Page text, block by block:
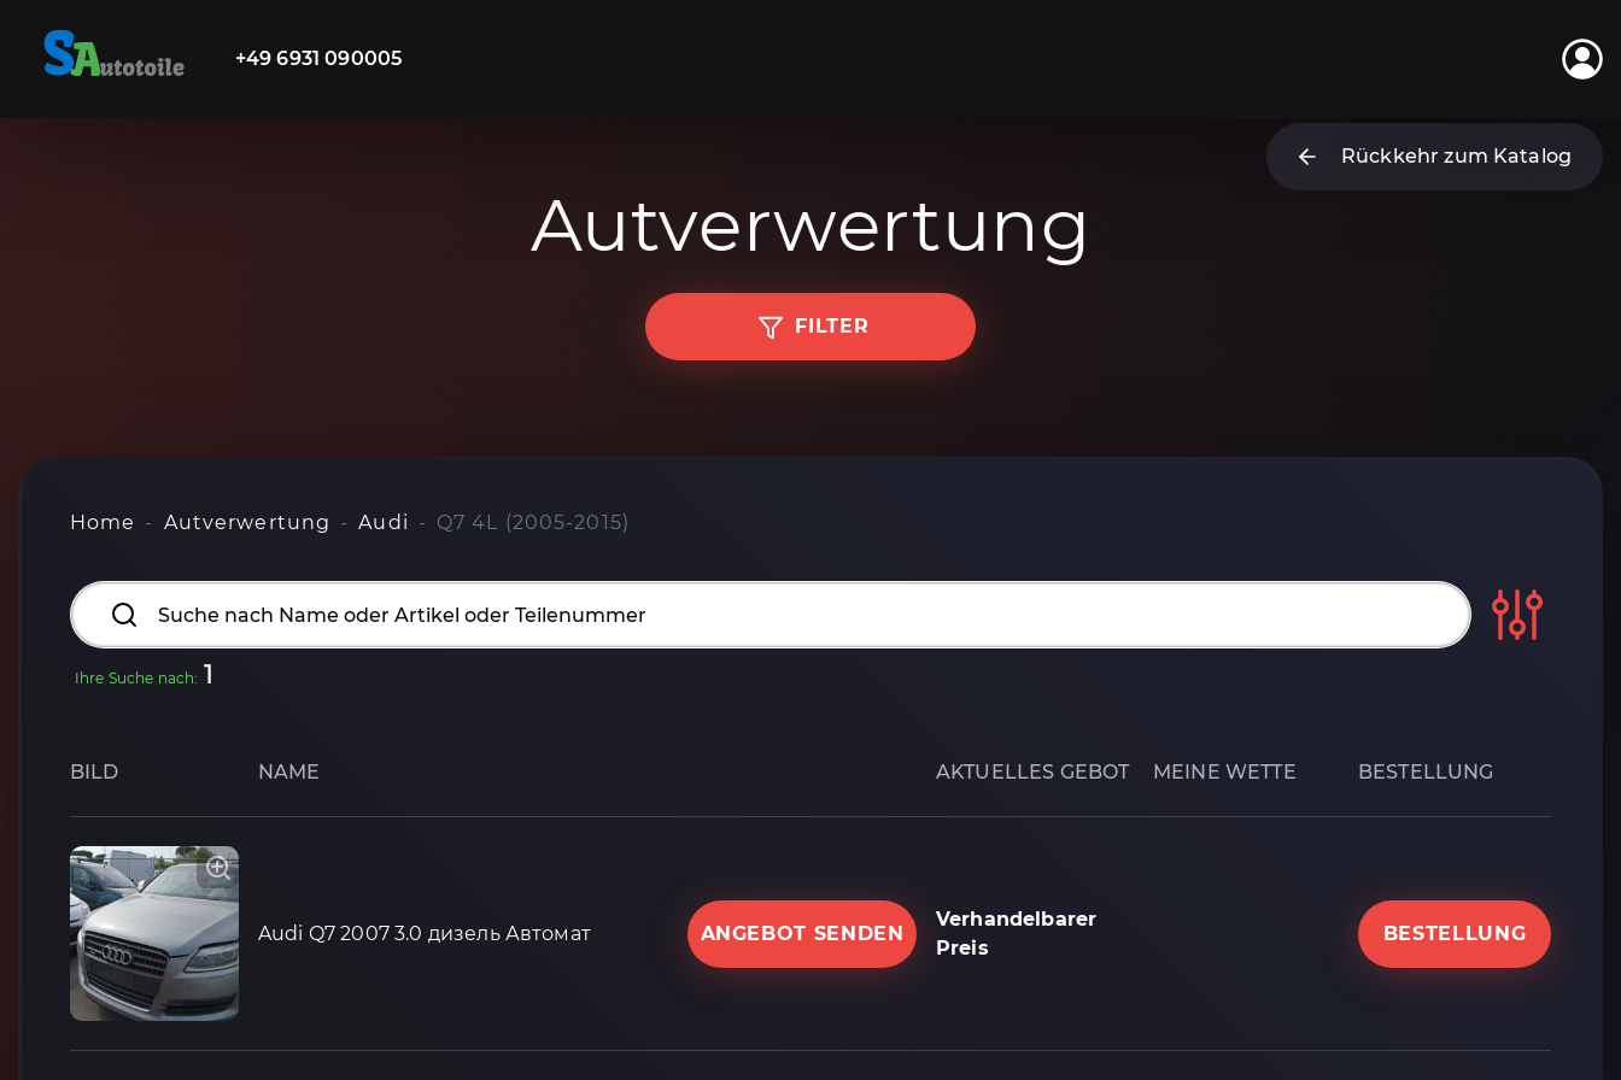
+49 6931 090005
Rückkehr zum Katalog
Autverwertung
FILTER
Home Autverwertung Audi Q7 4L (2005-2015)
Ihre Suche nach: 1
BILD NAME AKTUELLES GEBOT MEINE WETTE BESTELLUNG
Audi Q7 2007 3.0 дизель Автомат ANGEBOT SENDEN
Verhandelbarer
Preis
BESTELLUNG